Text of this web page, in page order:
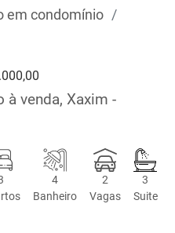
em condomínio
venda, Xaxim -
4
Banheiro
2
Vagas
3
Suite